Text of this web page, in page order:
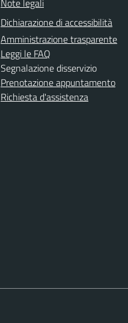
Dichiarazione di accessibilità
Amministrazione trasparente
Leggi le FAQ
Segnalazione disservizio
Prenotazione appuntamento
Richiesta d'assistenza